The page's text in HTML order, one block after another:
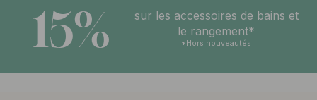
15%
sur les accessoires de bains et
le rangement*
*Hors nouveautés